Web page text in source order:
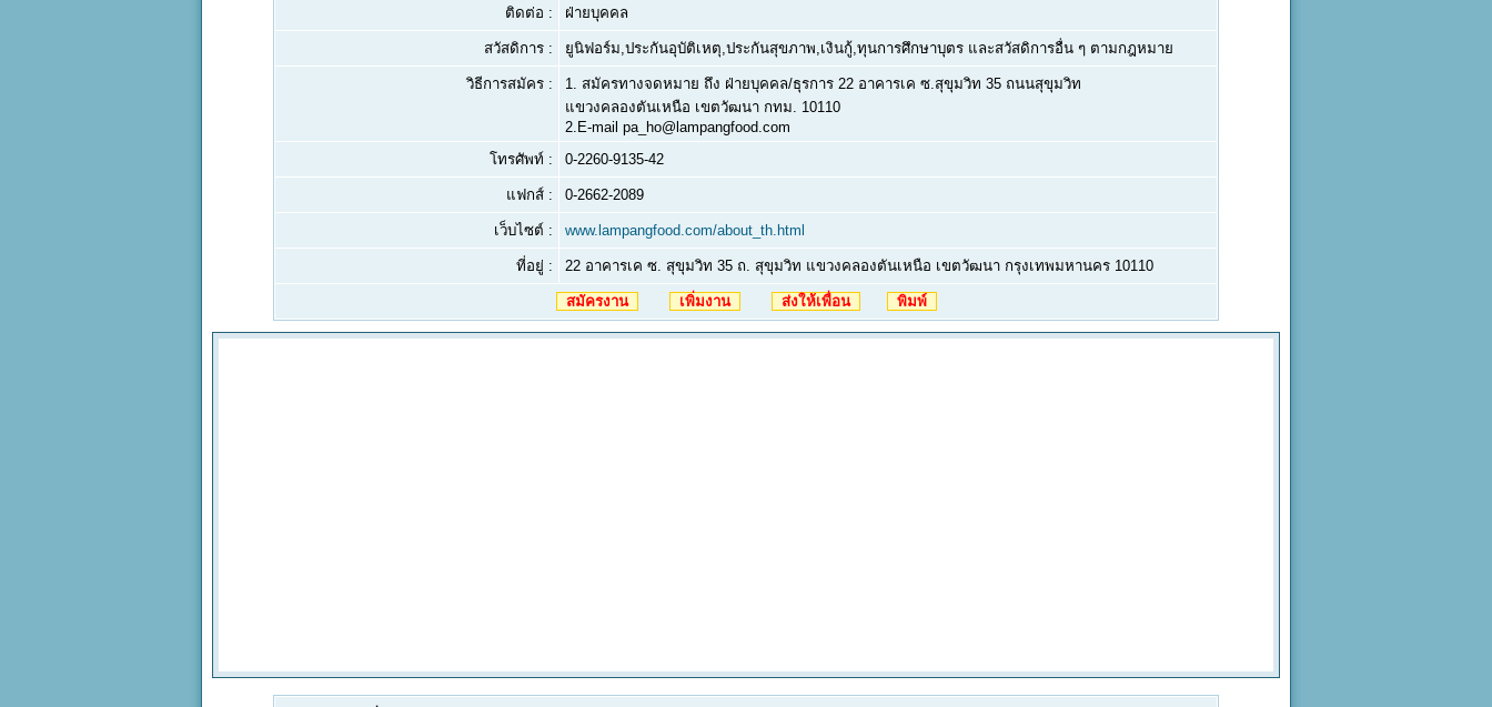
ติดต่อ : ฝ่ายบุคคล
สวัสดิการ : ยูนิฟอร์ม,ประกันอุบัติเหตุ,ประกันสุขภาพ,เงินกู้,ทุนการศึกษาบุตร และสวัสดิการอื่น ๆ ตามกฎหมาย
วิธีการสมัคร :
1. สมัครทางจดหมาย ถึง ฝ่ายบุคคล/ธุรการ 22 อาคารเค ซ.สุขุมวิท 35 ถนนสุขุมวิท
แขวงคลองตันเหนือ เขตวัฒนา กทม. 10110
2.E-mail pa_ho@lampangfood.com
โทรศัพท์ :
0-2260-9135-42
แฟกส์ : 0-2662-2089
เว็บไซต์ : www.lampangfood.com/about_th.html
ที่อยู่ : 22 อาคารเค ซ. สุขุมวิท 35 ถ. สุขุมวิท แขวงคลองตันเหนือ เขตวัฒนา กรุงเทพมหานคร 10110
สมัครงาน เพิ่มงาน ส่งให้เพื่อน พิมพ์